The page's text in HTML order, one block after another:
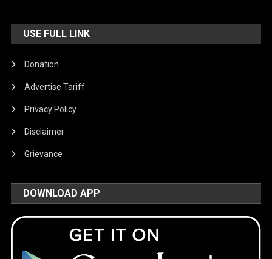
USE FULL LINK
Donation
Advertise Tariff
Privacy Policy
Disclaimer
Grievance
DOWNLOAD APP